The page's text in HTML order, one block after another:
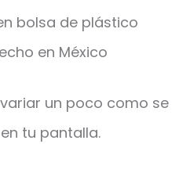
bolsa de plástico
en México
un poco como se
tu pantalla.